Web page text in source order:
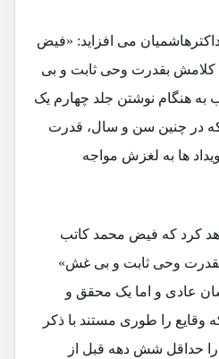
داکترهاشمیان می افزاید: «فیض
کلامش بقدرت وحی ثابت و بی
به هنگام نوشتن جلد چهارم یک
که در چنین سن و سال، قدرت
ها به لغزش مواجه
کرد که فیض محمد کاتب
بقدرت وحی ثابت و بی غش»
عادی و اما یک محقق و
را طوری مستند با ذکر
را حداقل شش دهه قبل از